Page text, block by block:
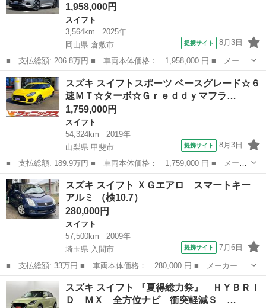
1,958,000円
スイフト
3,564km
2025年
岡山県 倉敷市
提携サイト 8月3日
■ 支払総額: 206.8万円 ■ 車両本体価格： 1,958,000 円 ■ メーカ
ー名： スズキ ■ 車種名： スイフト ■ グレード名： ＨＹＢＲ
ＩＤ ＭＺ ＥＴＣ ディスプレイオーディオ Ｂカメラ フロアマ
ット Ｕ...
岡山 倉敷市 スイフト
スズキ スイフトスポーツ ベースグレード☆６
速ＭＴ☆ターボ☆Ｇｒｅｄｄｙマフラ…
1,759,000円
スイフト
54,324km
2019年
山梨県 甲斐市
提携サイト 8月3日
■ 支払総額: 189.9万円 ■ 車両本体価格： 1,759,000 円 ■ メーカ
ー名： スズキ ■ 車種名： スイフトスポーツ ■ グレード名：
ベースグレード☆６速ＭＴ☆ターボ☆Ｇｒｅｄｄｙマフラー☆ アド
バンレー...
山梨 甲斐市 スイフト
スズキ スイフト ＸＧエアロ スマートキー
アルミ （検10.7）
280,000円
スイフト
57,500km
2009年
埼玉県 入間市
提携サイト 7月6日
■ 支払総額: 33万円 ■ 車両本体価格： 280,000 円 ■ メーカー
名： スズキ ■ 車種名： スイフト ■ グレード名： ＸＧエア
ロ スマートキー アルミ ■ 排気量： 1200cc ■ ドア枚数： 5D
■ ...
埼玉 入間市 スイフト
スズキ スイフト 『夏得総力祭』 ＨＹＢＲＩ
Ｄ ＭＸ 全方位ナビ 衝突軽減Ｓ …